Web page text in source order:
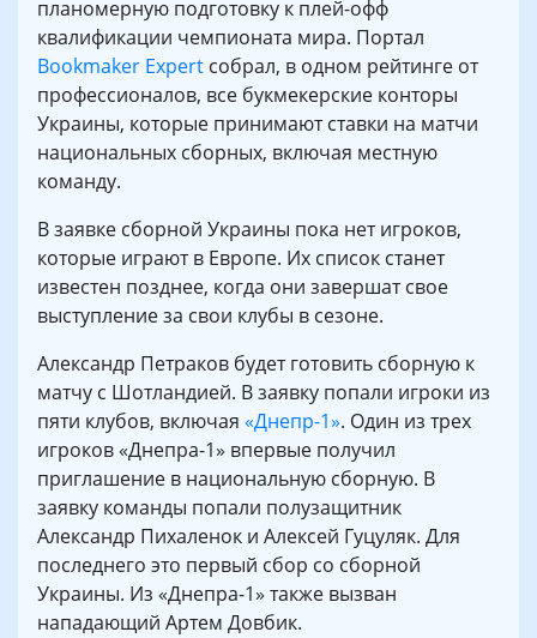
планомерную подготовку к плей-офф
квалификации чемпионата мира. Портал
Bookmaker Expert собрал, в одном рейтинге от
профессионалов, все букмекерские конторы
Украины, которые принимают ставки на матчи
национальных сборных, включая местную
команду.
В заявке сборной Украины пока нет игроков,
которые играют в Европе. Их список станет
известен позднее, когда они завершат свое
выступление за свои клубы в сезоне.
Александр Петраков будет готовить сборную к
матчу с Шотландией. В заявку попали игроки из
пяти клубов, включая «Днепр-1». Один из трех
игроков «Днепра-1» впервые получил
приглашение в национальную сборную. В
заявку команды попали полузащитник
Александр Пихаленок и Алексей Гуцуляк. Для
последнего это первый сбор со сборной
Украины. Из «Днепра-1» также вызван
нападающий Артем Довбик.